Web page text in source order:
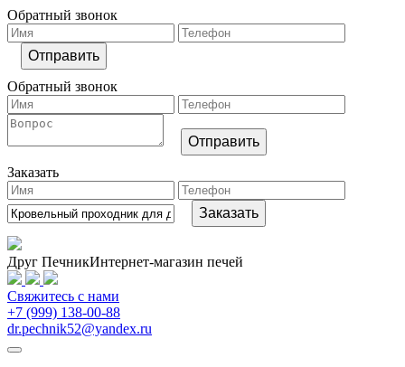
Обратный звонок
Обратный звонок
Заказать
Друг ПечникИнтернет-магазин печей
Свяжитесь с нами
+7 (999) 138-00-88
dr.pechnik52@yandex.ru